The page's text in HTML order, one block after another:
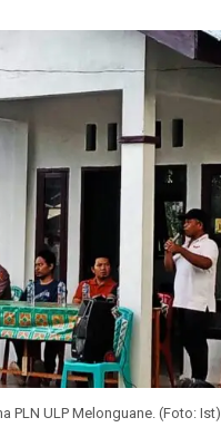
PLN ULP Melonguane. (Foto: Ist)